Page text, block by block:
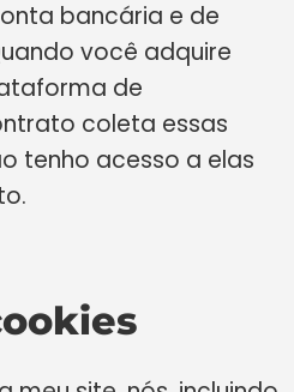
bancária e de
você adquire
de
coleta essas
tenho acesso a elas